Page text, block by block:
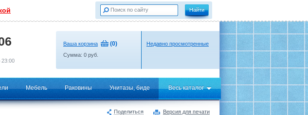
23:00
Ваша корзина (0)
Сумма: 0 руб.
Недавно просмотренные
Мебель Раковины Унитазы, биде Весь каталог
Поделиться Версия для печати